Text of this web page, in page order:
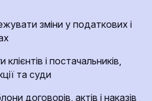
зміни у податкових і
і постачальників,
та суди
договорів, актів і наказів